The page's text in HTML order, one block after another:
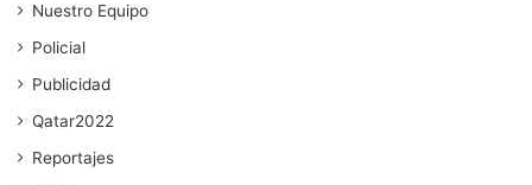
Nuestro Equipo
Policial
Publicidad
Qatar2022
Reportajes